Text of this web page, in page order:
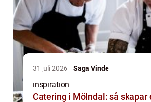
31 juli 2026 Saga Vinde
inspiration
Catering i Mölndal: så skapar